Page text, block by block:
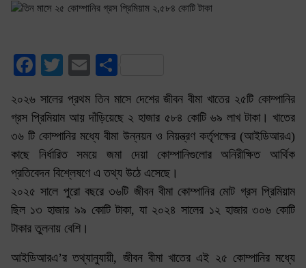
Facebook
TwitterEmail
২০২৬ সালের প্রথম তিন মাসে দেশের জীবন বীমা খাতের ২৫টি কোম্পানির
গ্রস প্রিমিয়াম আয় দাঁড়িয়েছে ২ হাজার ৫৮৪ কোটি ৬৯ লাখ টাকা। খাতের
৩৬ টি কোম্পানির মধ্যে বীমা উন্নয়ন ও নিয়ন্ত্রণ কর্তৃপক্ষের (আইডিআরএ)
কাছে নির্ধারিত সময়ে জমা দেয়া কোম্পানিগুলোর অনিরীক্ষিত আর্থিক
প্রতিবেদন বিশ্লেষণে এ তথ্য উঠে এসেছে।
২০২৫ সালে পুরো বছরে ৩৬টি জীবন বীমা কোম্পানির মোট গ্রস প্রিমিয়াম
ছিল ১৩ হাজার ৯৯ কোটি টাকা, যা ২০২৪ সালের ১২ হাজার ৩০৬ কোটি
টাকার তুলনায় বেশি।
আইডিআরএ’র তথ্যানুযায়ী, জীবন বীমা খাতের এই ২৫ কোম্পানির মধ্যে